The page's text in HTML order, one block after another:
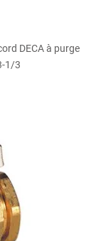
DECA à purge
1/3